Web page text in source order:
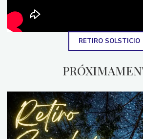
RETIRO SOLSTICIO